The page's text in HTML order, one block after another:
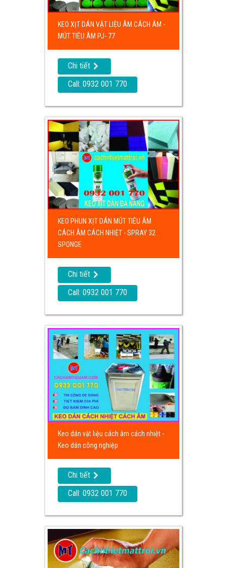
KEO XỊT DÁN VẬT LIỆU ÂM CÁCH ÂM -
MÚT TIÊU ÂM PJ- 77
Chi tiết
Call: 0932 001 770
KEO PHUN XỊT DÁN MÚT TIÊU ÂM
CÁCH ÂM CÁCH NHIỆT - SPRAY 32
SPONGE
Chi tiết
Call: 0932 001 770
Keo dán vật liệu cách âm cách nhiệt -
Keo dán công nghiệp
Chi tiết
Call: 0932 001 770